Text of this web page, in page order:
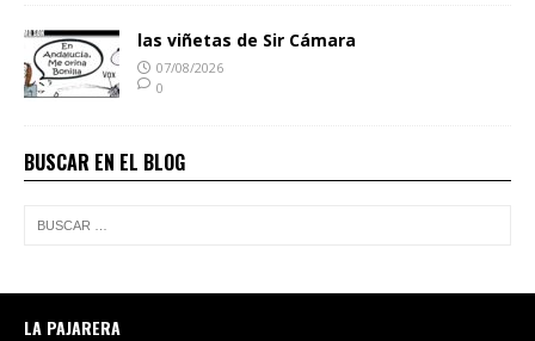
las viñetas de Sir Cámara
07/08/2026
0
BUSCAR EN EL BLOG
LA PAJARERA